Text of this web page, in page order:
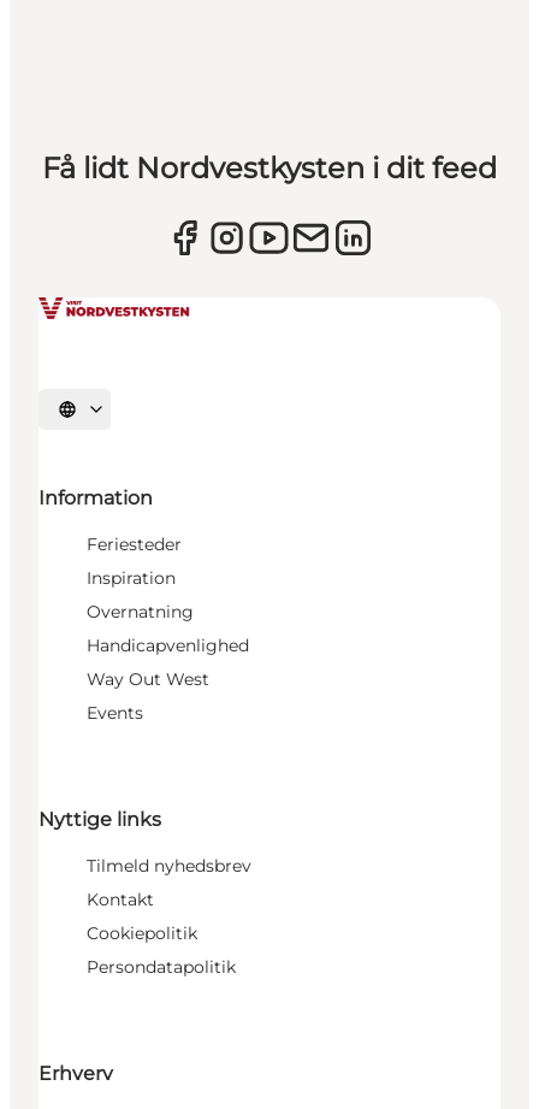
Få lidt Nordvestkysten i dit feed
Vælg sprog
Information
Feriesteder
Inspiration
Overnatning
Handicapvenlighed
Way Out West
Events
Nyttige links
Tilmeld nyhedsbrev
Kontakt
Cookiepolitik
Persondatapolitik
Erhverv